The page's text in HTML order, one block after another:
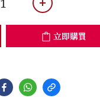
立即購買